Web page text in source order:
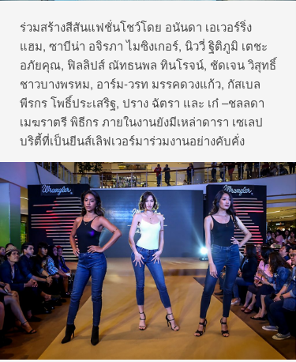
ร่วมสร้างสีสันแฟชั่นโชว์โดย อนันดา เอเวอร์ริ่ง
แฮม, ซาบีน่า อจิรภา ไมซิงเกอร์, นิววี่ ฐิติภูมิ เตชะ
อภัยคุณ, ฟิลลิปส์ ณัทธนพล ทินโรจน์, ชัดเจน วิสุทธิ์
ชาวบางพรหม, อาร์ม-วรท มรรคดวงแก้ว, กัสเบล
พีรกร โพธิ์ประเสริฐ, ปราง ฉัตรา และ เก๋ –ชลลดา
เมฆราตรี พิธีกร ภายในงานยังมีเหล่าดารา เซเลป
บริตี้ที่เป็นยีนส์เลิฟเวอร์มาร่วมงานอย่างคับคั่ง